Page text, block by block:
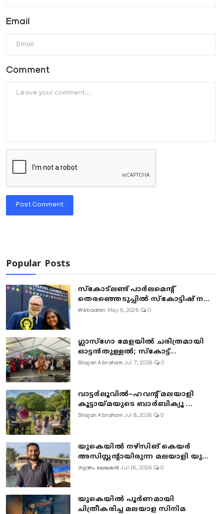
Email
Comment
Post Comment
Popular Posts
സ്കോട്ലണ്ട് പാർലമെന്റ്
തെരഞ്ഞെടുപ്പിൽ സ്കോട്ടിഷ് ന...
Webadmin May 9, 2026 0
ഗ്ലാസ്‌ഗോ മേളയിൽ ചരിത്രമായി
ഓട്ടൻതുള്ളൽ; സ്‌കോട്ട്...
Shajan Abraham Jul 7, 2026 0
വാട്ടർലൂവിൽ–ഹവന്റ് മലയാളി
കൂട്ടായ്മയുടെ ബാർബിക്യൂ ...
Shajan Abraham Jul 8, 2026 0
യുകെയിൽ നഴ്സിങ് കെയർ
അസിസ്റ്റന്റായിരുന്ന മലയാളി യു...
സ്വന്തം ലേഖകൻ Jul 16, 2026 0
യുകെയിൽ പൂർണമായി
ചിത്രീകരിച്ച മലയാള സിനിമ